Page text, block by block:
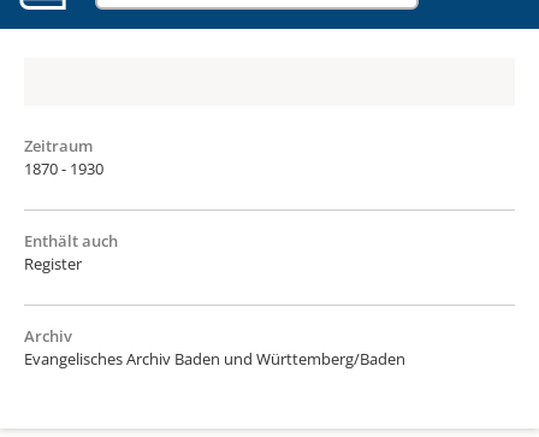
Zeitraum
1870 - 1930
Enthält auch
Register
Archiv
Evangelisches Archiv Baden und Württemberg/Baden